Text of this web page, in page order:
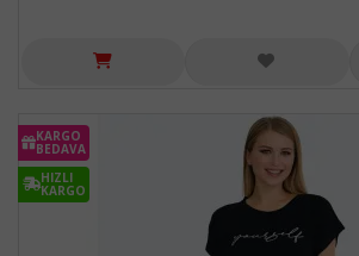
KARGO
BEDAVA
HIZLI
KARGO